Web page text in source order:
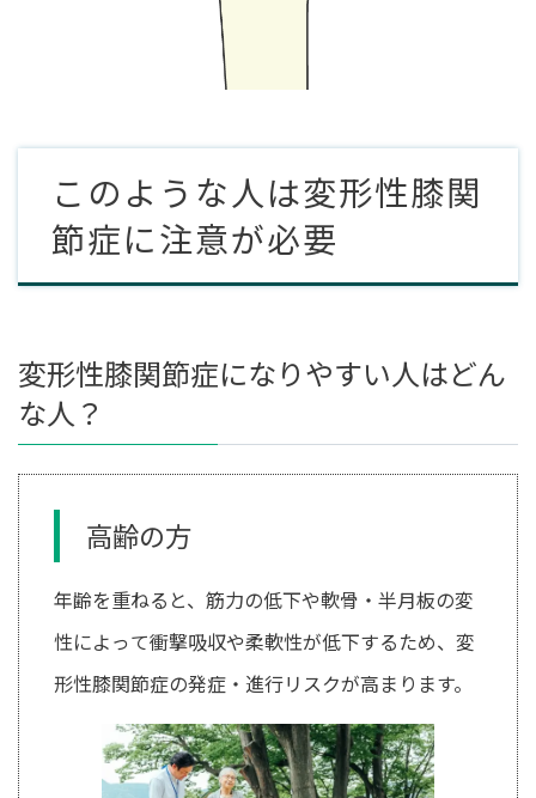
このような人は変形性膝関
節症に注意が必要
変形性膝関節症になりやすい人はどん
な人？
高齢の方
年齢を重ねると、筋力の低下や軟骨・半月板の変
性によって衝撃吸収や柔軟性が低下するため、変
形性膝関節症の発症・進行リスクが高まります。